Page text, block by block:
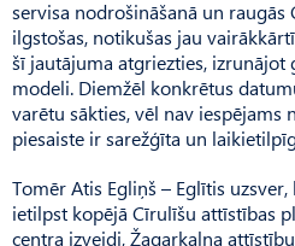
servisa nodrošināšanā un raugās
ilgstošas, notikušas jau
šī jautājuma atgriezties, izrunājot
modeli. Diemžēl konkrētus
varētu sākties, vēl nav iespējams
piesaiste ir sarežģīta un
Tomēr Atis Egliņš – Eglītis
ietilpst kopējā Cīrulīšu attīstības
centra izveidi, Žagarkalna